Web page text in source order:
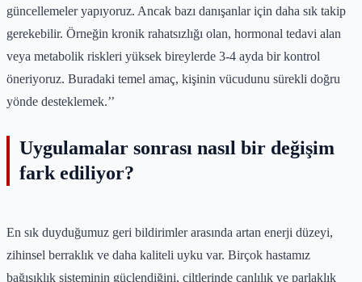
güncellemeler yapıyoruz. Ancak bazı danışanlar için daha sık takip
gerekebilir. Örneğin kronik rahatsızlığı olan, hormonal tedavi alan
veya metabolik riskleri yüksek bireylerde 3-4 ayda bir kontrol
öneriyoruz. Buradaki temel amaç, kişinin vücudunu sürekli doğru
yönde desteklemek.’’
Uygulamalar sonrası nasıl bir değişim
fark ediliyor?
En sık duyduğumuz geri bildirimler arasında artan enerji düzeyi,
zihinsel berraklık ve daha kaliteli uyku var. Birçok hastamız
bağışıklık sisteminin güçlendiğini, ciltlerinde canlılık ve parlaklık